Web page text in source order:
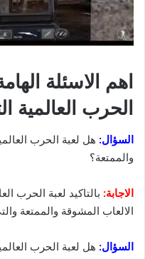
اهم الاسئلة
الحرب العالمية
السؤال:
والممتعة؟
الاجابة:
الالعاب المشوقة والممتعة
السؤال: هل لعبة الحرب العالمية الثانية 2 امنه